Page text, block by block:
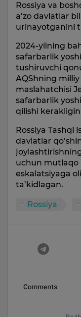
Rossiya va
a’zo davlatlar
urinayotganini
2024-yilning
safarbarlik
tushiruvchi
AQShning milliy
maslahatchisi
safarbarlik
qilishi
Rossiya Tashqi
davlatlar
uchun mutlaqo
eskalatsiyaga
ta’kidlagan.
Rossiya